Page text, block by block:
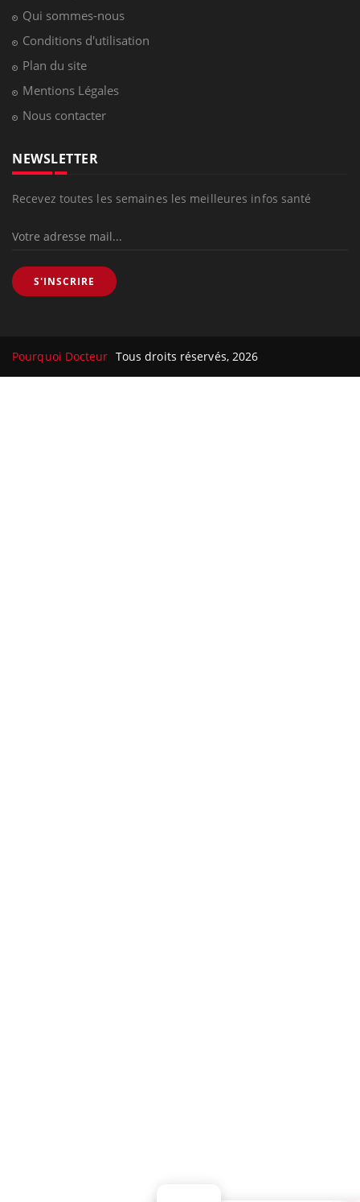
Qui sommes-nous
Conditions d'utilisation
Plan du site
Mentions Légales
Nous contacter
NEWSLETTER
Recevez toutes les semaines les meilleures infos santé
S'INSCRIRE
Pourquoi Docteur Tous droits réservés, 2026